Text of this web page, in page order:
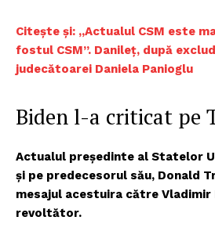
Citește și: „Actualul CSM este
fostul CSM”. Danileț, după
judecătoarei Daniela Panioglu
Biden l-a criticat pe
Actualul președinte al Statelor
și pe predecesorul său, Donald
mesajul acestuira către Vladimir
revoltător.